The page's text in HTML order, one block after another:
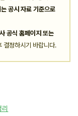
공시 자료 기준으로
공식 홈페이지 또는
결정하시기 바랍니다.